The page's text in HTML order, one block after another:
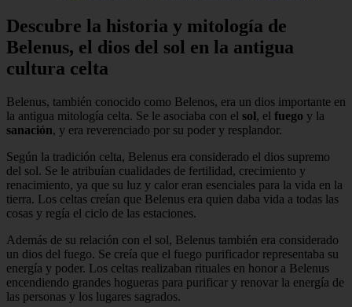
Descubre la historia y mitología de
Belenus, el dios del sol en la antigua
cultura celta
Belenus, también conocido como Belenos, era un dios importante en
la antigua mitología celta. Se le asociaba con el sol, el fuego y la
sanación, y era reverenciado por su poder y resplandor.
Según la tradición celta, Belenus era considerado el dios supremo
del sol. Se le atribuían cualidades de fertilidad, crecimiento y
renacimiento, ya que su luz y calor eran esenciales para la vida en la
tierra. Los celtas creían que Belenus era quien daba vida a todas las
cosas y regía el ciclo de las estaciones.
Además de su relación con el sol, Belenus también era considerado
un dios del fuego. Se creía que el fuego purificador representaba su
energía y poder. Los celtas realizaban rituales en honor a Belenus
encendiendo grandes hogueras para purificar y renovar la energía de
las personas y los lugares sagrados.